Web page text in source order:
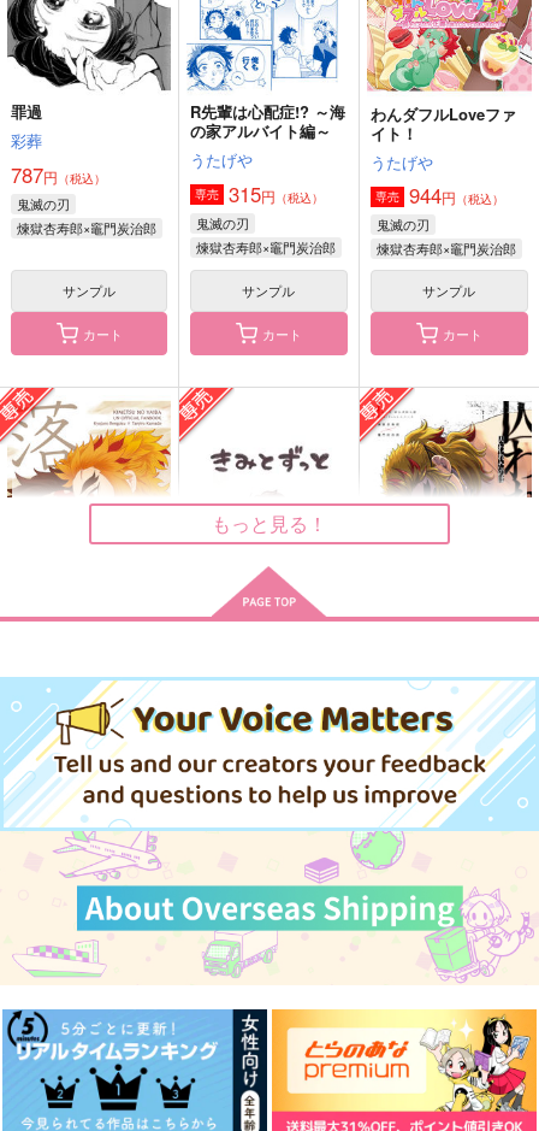
恋譚色彩
junk
2,672 円（税込）
煉獄杏寿郎×竈門炭治郎
作品詳細
たんポコ
おかっぱよ
385円（税込）
煉獄杏寿郎×竈門炭治郎
サンプル
作品詳細
あなたに花を
はにかみピンク。
1,144円 （税込）
煉獄杏寿郎×竈門炭治郎
サンプル
作品詳細
證明寫眞
975円 （税込）
煉獄杏寿郎×竈門炭治郎
サンプル
作品詳細
出張！アソートメント
1,572円
煉獄杏寿郎×竈門炭治郎
サンプル
作品詳細
あなたとともに
い
550円（税込）
煉獄杏寿郎×竈門炭治郎
サンプル
作品詳細
煉獄杏寿郎×竈門炭治郎
サンプル
カート
煉獄杏寿郎×竈門炭治郎
サンプル
カート
罪過
彩葬
787円 （税込）
鬼滅の刃
煉獄杏寿郎×竈門炭治郎
サンプル
カート
R先輩は心配症!? ～海
の家アルバイト編～
うたげや
専売 315円 （税込）
鬼滅の刃
煉獄杏寿郎×竈門炭治郎
サンプル
カート
わんダフルLoveファ
イト！
うたげや
専売 944円 （税込）
鬼滅の刃
煉獄杏寿郎×竈門炭治郎
サンプル
カート
S.A.Color
専売 660 （税込）
鬼滅の刃
煉獄杏寿郎×竈門炭治郎
サンプル
カート
ちんちくりん
専売 1,300円（税込）
煉獄杏寿郎×竈門炭治郎
nmtk
専売 770円（税込）
鬼滅の刃
煉獄杏寿郎×竈門炭治郎
サンプル
もっと見る！